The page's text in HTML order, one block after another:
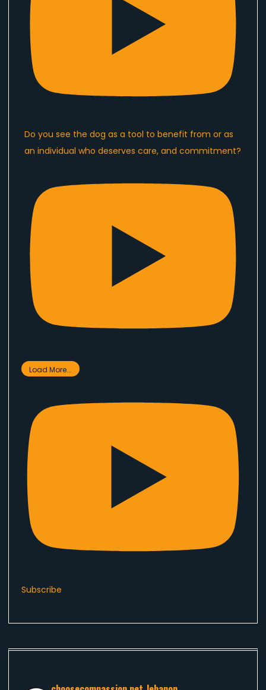
Do you see the dog as a tool to benefit from or as
an individual who deserves care, and commitment?
Load More...
Subscribe